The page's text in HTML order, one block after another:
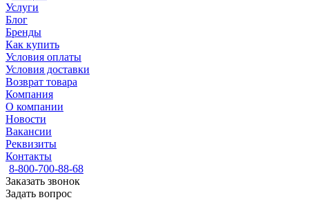
Услуги
Блог
Бренды
Как купить
Условия оплаты
Условия доставки
Возврат товара
Компания
О компании
Новости
Вакансии
Реквизиты
Контакты
8-800-700-88-68
Заказать звонок
Задать вопрос